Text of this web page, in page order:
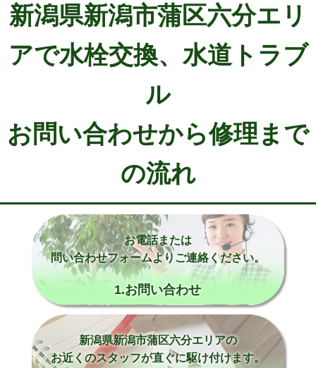
新潟県新潟市蒲区六分エリ
アで水栓交換、水道トラブ
ル
お問い合わせから修理まで
の流れ
お電話または
問い合わせフォームよりご連絡ください。
1.お問い合わせ
新潟県新潟市蒲区六分エリアの
お近くのスタッフが直ぐに駆け付けます。